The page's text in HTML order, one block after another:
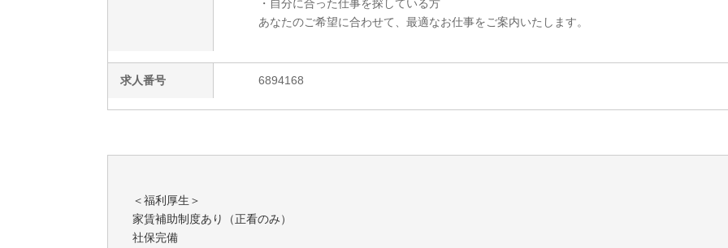
・自分に合った仕事を探している方
あなたのご希望に合わせて、最適なお仕事をご案内いたします。
求人番号 6894168
＜福利厚生＞
家賃補助制度あり（正看のみ）
社保完備